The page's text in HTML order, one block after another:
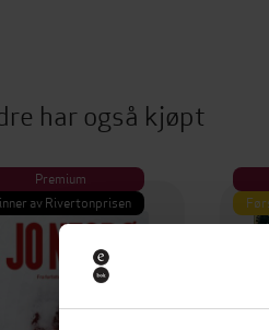
har også kjøpt
Premium
av Rivertonprisen